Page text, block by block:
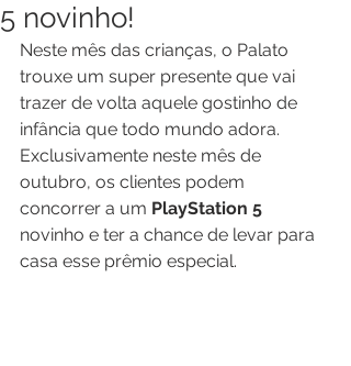
5 novinho!
Neste mês das crianças, o Palato
trouxe um super presente que vai
trazer de volta aquele gostinho de
infância que todo mundo adora.
Exclusivamente neste mês de
outubro, os clientes podem
concorrer a um PlayStation 5
novinho e ter a chance de levar para
casa esse prêmio especial.